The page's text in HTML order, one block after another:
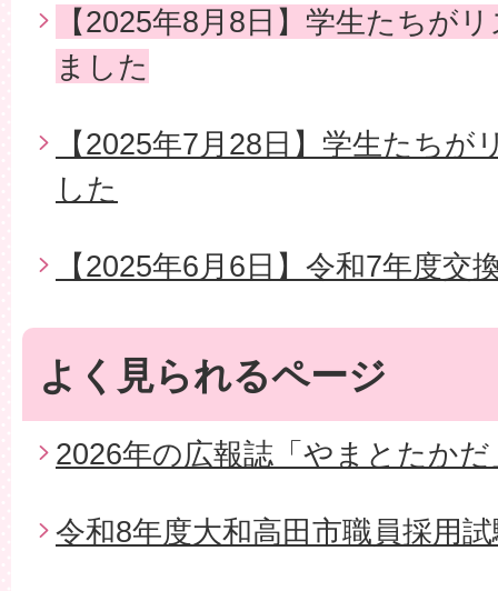
【2025年8月8日】学生たちが
ました
【2025年7月28日】学生たち
した
【2025年6月6日】令和7年度交
よく見られるページ
2026年の広報誌「やまとたかだ
令和8年度大和高田市職員採用